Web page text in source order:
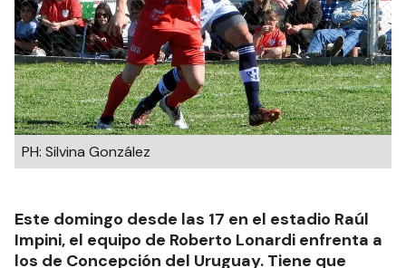
PH: Silvina González
Este domingo desde las 17 en el estadio Raúl
Impini, el equipo de Roberto Lonardi enfrenta a
los de Concepción del Uruguay. Tiene que